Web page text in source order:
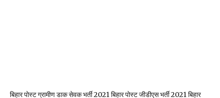
बिहार पोस्ट ग्रामीण डाक सेवक भर्ती 2021 बिहार पोस्ट जीडीएस भर्ती 2021 बिहार